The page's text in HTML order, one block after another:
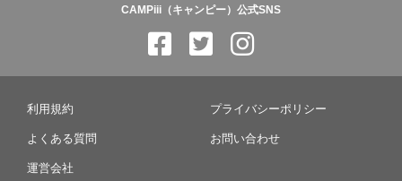
CAMPiii（キャンピー）公式SNS
利用規約 プライバシーポリシー
よくある質問 お問い合わせ
運営会社